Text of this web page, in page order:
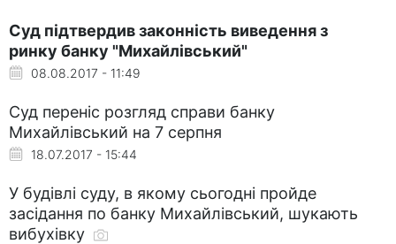
Суд підтвердив законність виведення з
ринку банку "Михайлівський"
08.08.2017 - 11:49
Суд переніс розгляд справи банку
Михайлівський на 7 серпня
18.07.2017 - 15:44
У будівлі суду, в якому сьогодні пройде
засідання по банку Михайлівський, шукають
вибухівку